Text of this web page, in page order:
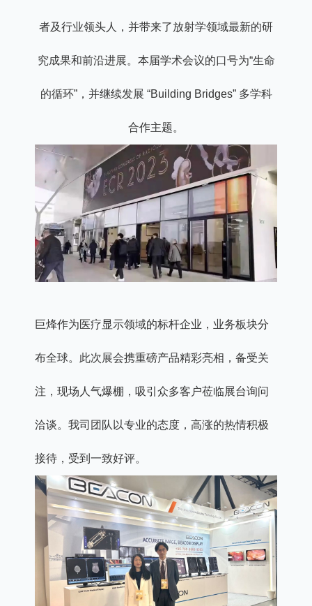
者及行业领头人，并带来了放射学领域最新的研
究成果和前沿进展。本届学术会议的口号为“生命
的循环”，并继续发展 “Building Bridges” 多学科
合作主题。
巨烽作为医疗显示领域的标杆企业，业务板块分
布全球。此次展会携重磅产品精彩亮相，备受关
注，现场人气爆棚，吸引众多客户莅临展台询问
洽谈。我司团队以专业的态度，高涨的热情积极
接待，受到一致好评。